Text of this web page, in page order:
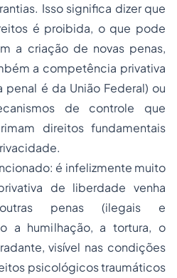
Isso significa dizer que
é proibida, o que pode
a criação de novas penas,
a competência privativa
penal é da União Federal) ou
de controle que
direitos fundamentais
é infelizmente muito
de liberdade venha
penas (ilegais e
a humilhação, a tortura, o
visível nas condições
psicológicos traumáticos